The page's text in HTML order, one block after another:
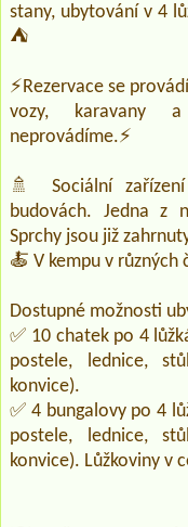
stany, ubytování v 4
⛺
⚡Rezervace se
vozy, karavany a
neprovádíme.⚡
🚿 Sociální
budovách. Jedna z
Sprchy jsou již
🍝 V kempu v různých
Dostupné možnosti
✅ 10 chatek po 4
postele, lednice,
konvice).
✅ 4 bungalovy po 4
postele, lednice,
konvice). Lůžkoviny v